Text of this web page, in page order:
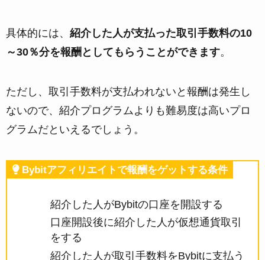
具体的には、 紹介した人が支払った取引手数料の10
～30％分を報酬としてもらうことができます。
ただし、取引手数料が支払われないと報酬は発生し
ないので、紹介プログラムよりも難易度は高いプロ
グラムだといえるでしょう。
Bybitアフィリエイトで報酬をゲットする条件
紹介した人がBybitの口座を開設する
口座開設後に紹介した人が仮想通貨取引
をする
紹介した人が取引手数料をBybitに支払う